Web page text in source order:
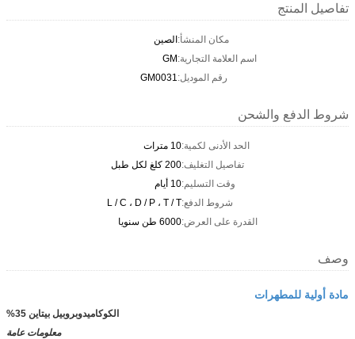
تفاصيل المنتج
مكان المنشأ:الصين
اسم العلامة التجارية:GM
رقم الموديل:GM0031
شروط الدفع والشحن
الحد الأدنى لكمية:10 مترات
تفاصيل التغليف:200 كلغ لكل طبل
وقت التسليم:10 أيام
شروط الدفع:L / C ، D / P ، T / T
القدرة على العرض:6000 طن سنويا
وصف
مادة أولية للمطهرات
الكوكاميدوبروبيل بيتاين 35%
معلومات عامة